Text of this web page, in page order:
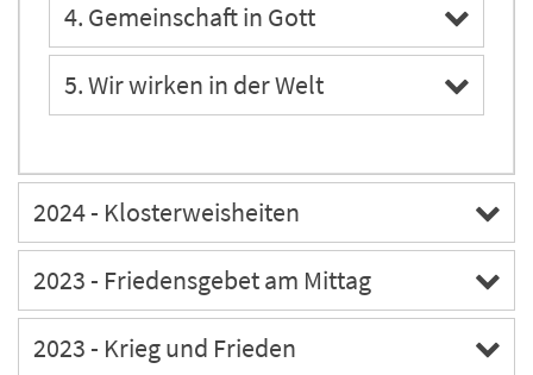
4. Gemeinschaft in Gott
5. Wir wirken in der Welt
2024 - Klosterweisheiten
2023 - Friedensgebet am Mittag
2023 - Krieg und Frieden